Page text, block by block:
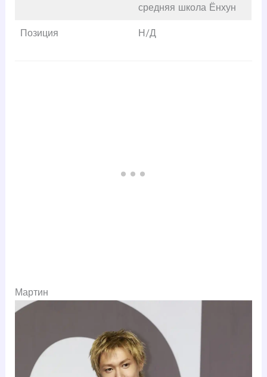
средняя школа Ёнхун
Позиция Н/Д
Мартин